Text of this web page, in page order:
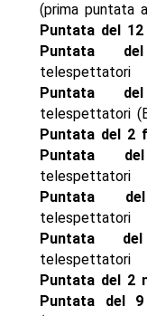
(prima puntata
Puntata del
Puntata
telespettatori
Puntata
telespettatori
Puntata del 2
Puntata
telespettatori
Puntata
telespettatori
Puntata
telespettatori
Puntata del 2
Puntata del